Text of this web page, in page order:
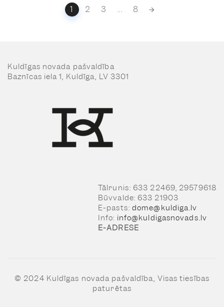
1 2 3 ... 8
Kuldīgas novada pašvaldība
Baznīcas iela 1, Kuldīga, LV 3301
Tālrunis: 633 22469, 29579618
Būvvalde: 633 21903
E-pasts: dome@kuldiga.lv
Info: info@kuldigasnovads.lv
E-ADRESE
© 2024 Kuldīgas novada pašvaldība, Visas tiesības
paturētas